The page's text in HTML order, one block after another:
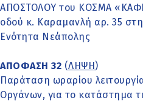
ΑΠΟΣΤΟΛΟΥ του ΚΟΣΜΑ
οδού κ. Καραμανλή αρ. 35
Ενότητα Νεάπολης
ΑΠΟΦΑΣΗ 32 (ΛΗΨΗ )
Παράταση ωραρίου
Οργάνων, για το κατάστημα